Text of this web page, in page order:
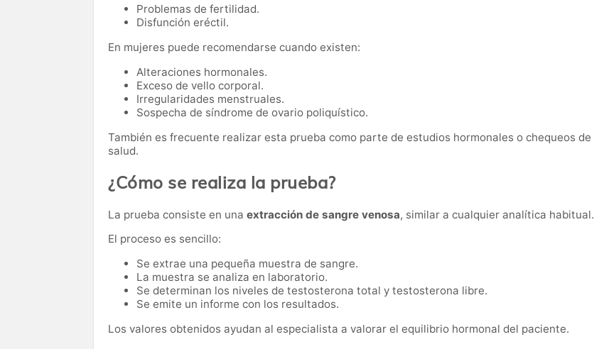
Problemas de fertilidad.
Disfunción eréctil.
En mujeres puede recomendarse cuando existen:
Alteraciones hormonales.
Exceso de vello corporal.
Irregularidades menstruales.
Sospecha de síndrome de ovario poliquístico.
También es frecuente realizar esta prueba como parte de estudios hormonales o chequeos de
salud.
¿Cómo se realiza la prueba?
La prueba consiste en una extracción de sangre venosa, similar a cualquier analítica habitual.
El proceso es sencillo:
Se extrae una pequeña muestra de sangre.
La muestra se analiza en laboratorio.
Se determinan los niveles de testosterona total y testosterona libre.
Se emite un informe con los resultados.
Los valores obtenidos ayudan al especialista a valorar el equilibrio hormonal del paciente.